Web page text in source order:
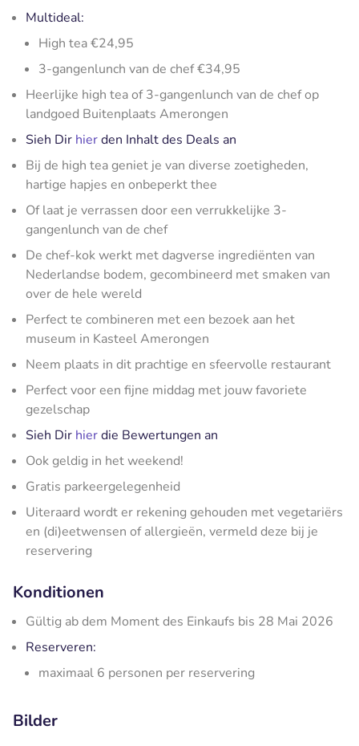
Multideal:
High tea €24,95
3-gangenlunch van de chef €34,95
Heerlijke high tea of 3-gangenlunch van de chef op
landgoed Buitenplaats Amerongen
Sieh Dir hierden Inhalt des Deals an
Bij de high tea geniet je van diverse zoetigheden,
hartige hapjes en onbeperkt thee
Of laat je verrassen door een verrukkelijke 3-
gangenlunch van de chef
De chef-kok werkt met dagverse ingrediënten van
Nederlandse bodem, gecombineerd met smaken van
over de hele wereld
Perfect te combineren met een bezoek aan het
museum in Kasteel Amerongen
Neem plaats in dit prachtige en sfeervolle restaurant
Perfect voor een fijne middag met jouw favoriete
gezelschap
Sieh Dir hierdie Bewertungen an
Ook geldig in het weekend!
Gratis parkeergelegenheid
Uiteraard wordt er rekening gehouden met vegetariërs
en (di)eetwensen of allergieën, vermeld deze bij je
reservering
Konditionen
Gültig ab dem Moment des Einkaufs bis 28 Mai 2026
Reserveren:
maximaal 6 personen per reservering
Bilder